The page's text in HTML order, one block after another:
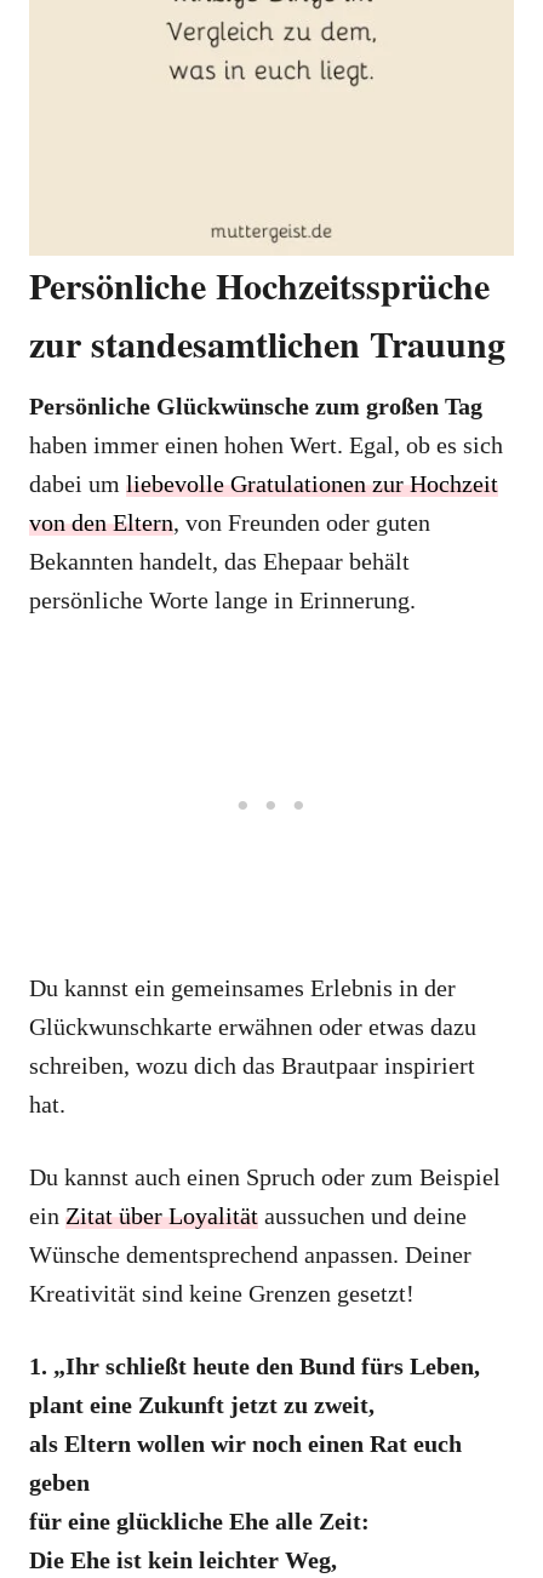
Persönliche Hochzeitssprüche
zur standesamtlichen Trauung
Persönliche Glückwünsche zum großen Tag
haben immer einen hohen Wert. Egal, ob es sich
dabei um liebevolle Gratulationen zur Hochzeit
von den Eltern, von Freunden oder guten
Bekannten handelt, das Ehepaar behält
persönliche Worte lange in Erinnerung.
Du kannst ein gemeinsames Erlebnis in der
Glückwunschkarte erwähnen oder etwas dazu
schreiben, wozu dich das Brautpaar inspiriert
hat.
Du kannst auch einen Spruch oder zum Beispiel
ein Zitat über Loyalität aussuchen und deine
Wünsche dementsprechend anpassen. Deiner
Kreativität sind keine Grenzen gesetzt!
1. „Ihr schließt heute den Bund fürs Leben,
plant eine Zukunft jetzt zu zweit,
als Eltern wollen wir noch einen Rat euch
geben
für eine glückliche Ehe alle Zeit:
Die Ehe ist kein leichter Weg,